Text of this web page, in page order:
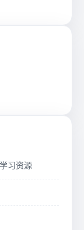
习资源